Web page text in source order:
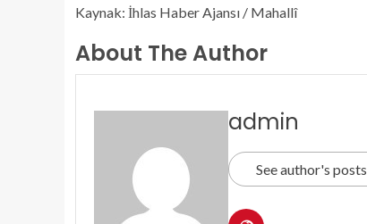
Kaynak: İhlas Haber Ajansı / Mahallî
About The Author
admin
See author's posts